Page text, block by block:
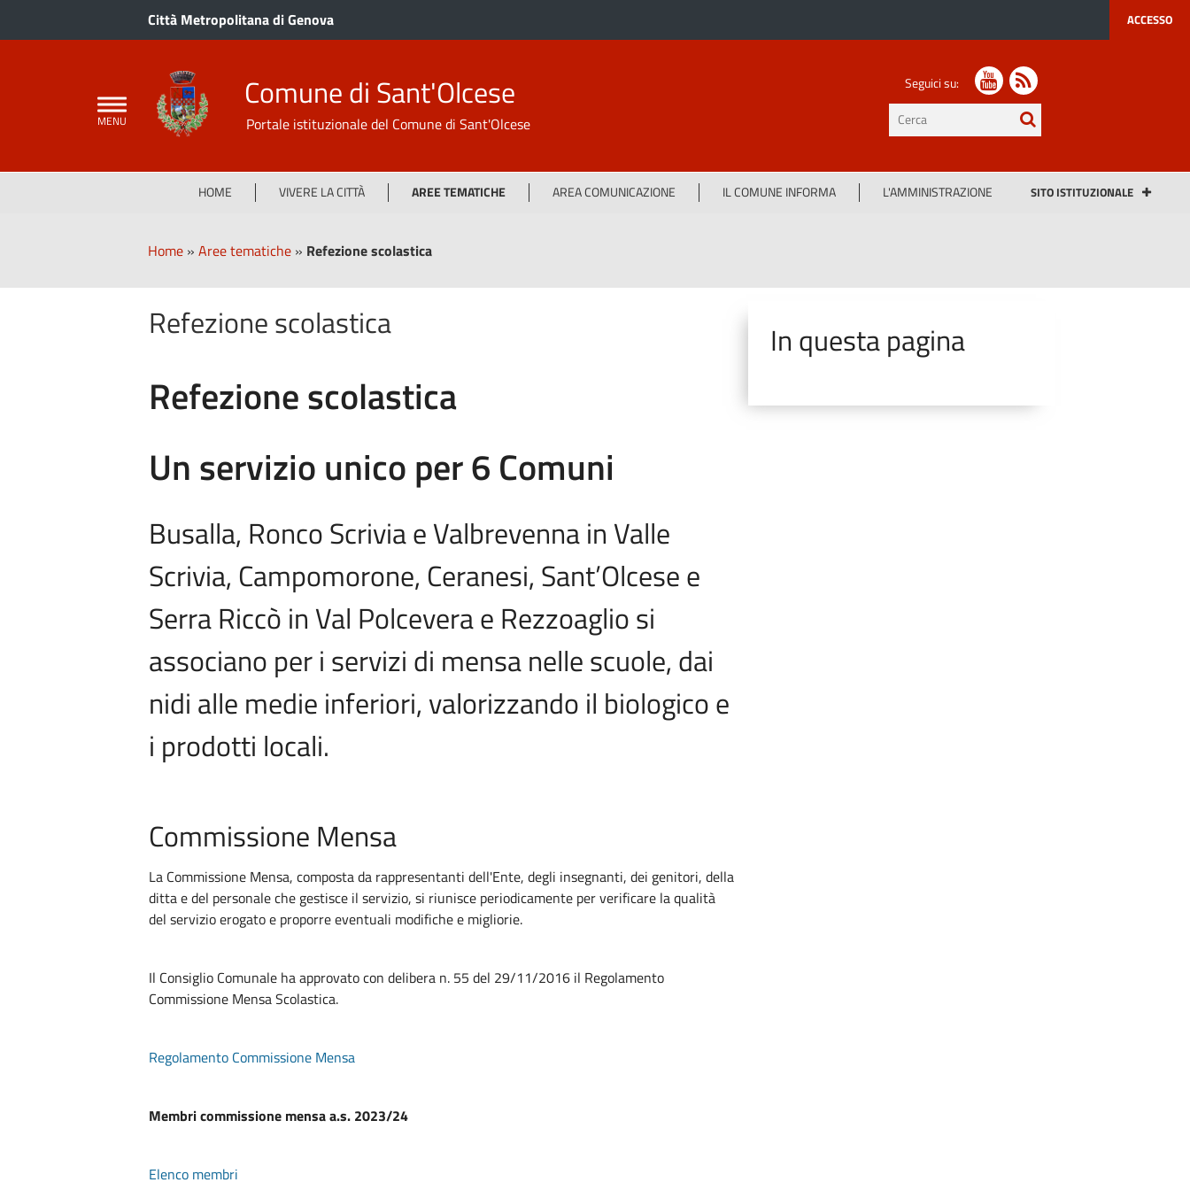
Città Metropolitana di Genova ACCESSO
Comune di Sant'Olcese
Portale istituzionale del Comune di Sant'Olcese
Seguici su:
testo
da
HOME VIVERE LA CITTÀ AREE TEMATICHE AREA COMUNICAZIONE IL COMUNE INFORMA L'AMMINISTRAZIONE SITO ISTITUZIONALE
Home » Aree tematiche » Refezione scolastica
Refezione scolastica
Refezione scolastica
Un servizio unico per 6 Comuni
Busalla, Ronco Scrivia e Valbrevenna in Valle
Scrivia, Campomorone, Ceranesi, Sant’Olcese e
Serra Riccò in Val Polcevera e Rezzoaglio si
associano per i servizi di mensa nelle scuole, dai
nidi alle medie inferiori, valorizzando il biologico e
i prodotti locali.
Commissione Mensa
La Commissione Mensa, composta da rappresentanti dell'Ente, degli insegnanti, dei genitori, della
ditta e del personale che gestisce il servizio, si riunisce periodicamente per verificare la qualità
del servizio erogato e proporre eventuali modifiche e migliorie.
Il Consiglio Comunale ha approvato con delibera n. 55 del 29/11/2016 il Regolamento
Commissione Mensa Scolastica.
Regolamento Commissione Mensa
Membri commissione mensa a.s. 2023/24
Elenco membri
In questa pagina